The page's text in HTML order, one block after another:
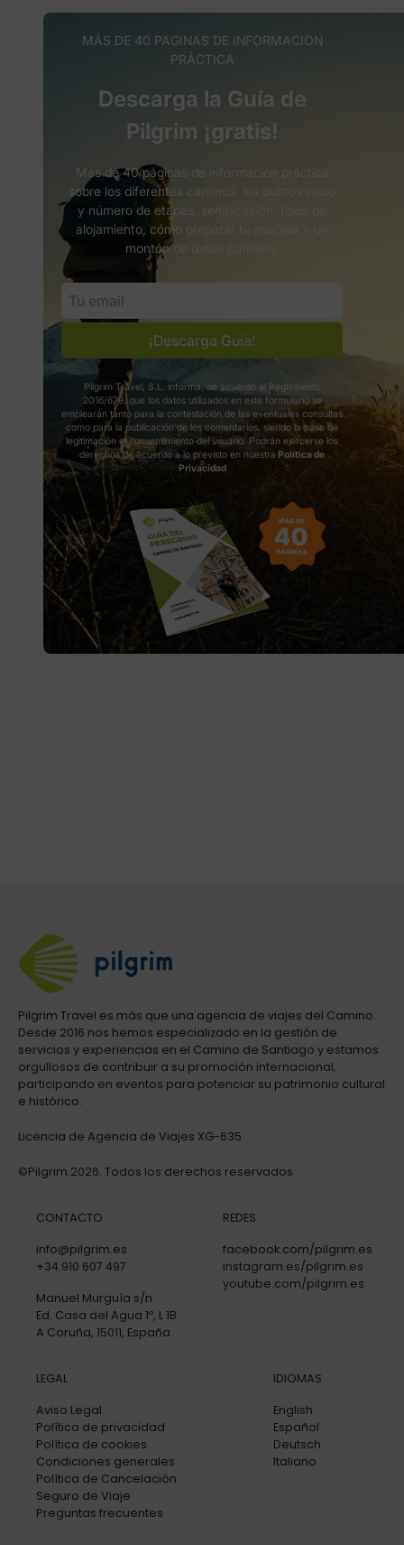
MÁS DE 40 PAGINAS DE INFORMACION
PRÁCTICA
Descarga la Guía de
Pilgrim ¡gratis!
Más de 40 páginas de informacion práctica
sobre los diferentes caminos, los puntos inicio
y número de etapas, señalización, tipos de
alojamiento, cómo preparar tu mochila y un
montón de datos curiosos.
¡Descarga Guía!
Pilgrim Travel, S.L. informa, de acuerdo al Reglamento
2016/679, que los datos utilizados en este formulario se
emplearán tanto para la contestación de las eventuales consultas
como para la publicación de los comentarios, siendo la base de
legitimación el consentimiento del usuario. Podrán ejercerse los
derechos de acuerdo a lo previsto en nuestra Política de
Privacidad
Pilgrim Travel es más que una agencia de viajes del Camino.
Desde 2016 nos hemos especializado en la gestión de
servicios y experiencias en el Camino de Santiago y estamos
orgullosos de contribuir a su promoción internacional,
participando en eventos para potenciar su patrimonio cultural
e histórico.
Licencia de Agencia de Viajes XG-635
©Pilgrim.2026. Todos los derechos reservados
CONTACTO
info@pilgrim.es
+34 910 607 497
Manuel Murguía s/n
Ed. Casa del Agua 1º, L 1B
A Coruña, 15011, España
REDES
facebook.com/pilgrim.es
instagram.es/pilgrim.es
youtube.com/pilgrim.es
LEGAL
Aviso Legal
Política de privacidad
Política de cookies
Condiciones generales
Política de Cancelación
Seguro de Viaje
Preguntas frecuentes
IDIOMAS
English
Español
Deutsch
Italiano